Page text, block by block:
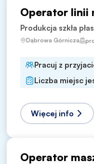
Operator linii
Produkcja szkła
Dąbrowa Górnicza
Pracuj z
Liczba miejsc
Więcej info
Operator